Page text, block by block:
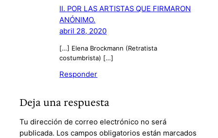
II. POR LAS ARTISTAS QUE FIRMARON
ANÓNIMO.
abril 28, 2020
[…] Elena Brockmann (Retratista
costumbrista) […]
Responder
Deja una respuesta
Tu dirección de correo electrónico no será
publicada. Los campos obligatorios están marcados